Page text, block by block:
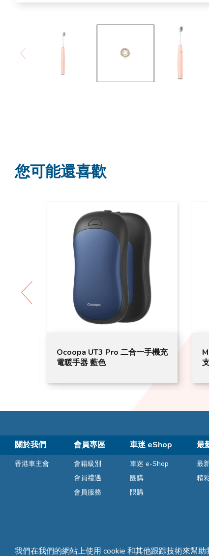
您可能還喜歡
Ocoopa UT3 Pro 二合一手機充
電暖手器 藍色
關於我們
香港車主會
會員專區
會籍級別
會員禮遇
會員服務
車迷 eShop
車迷 e-Shop
團購
限購
最
最
精
我們在我們的網站上使用 cookie 和其他跟踪技術來幫